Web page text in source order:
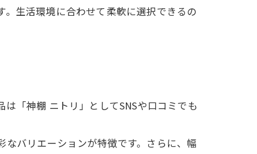
生活環境に合わせて柔軟に選択できるの
「神棚 ニトリ」としてSNSや口コミでも
バリエーションが特徴です。さらに、幅